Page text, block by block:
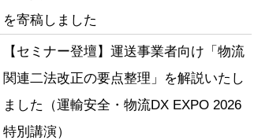
を寄稿しました
【セミナー登壇】運送事業者向け「物流
関連二法改正の要点整理」を解説いたし
ました（運輸安全・物流DX EXPO 2026
特別講演）